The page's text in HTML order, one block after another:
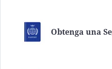
Obtenga una